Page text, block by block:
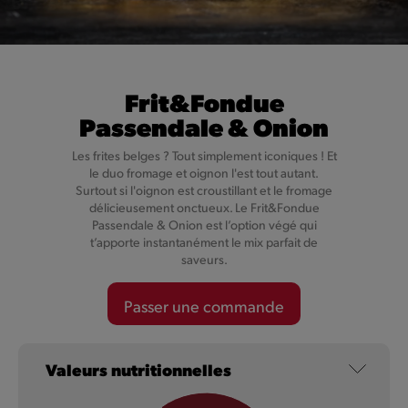
Cheesy Val-Dieu Caractère
Nos Cheesy ne sont pas simplement fourrés au fromage,
mais au Val-Dieu Caractère, un fromage plein de caractère.
Frit&Fondue
Passendale & Onion
Les frites belges ? Tout simplement iconiques ! Et
le duo fromage et oignon l'est tout autant.
Surtout si l'oignon est croustillant et le fromage
délicieusement onctueux. Le Frit&Fondue
Passendale & Onion est l’option végé qui
t’apporte instantanément le mix parfait de
saveurs.
Passer une commande
Valeurs nutritionnelles